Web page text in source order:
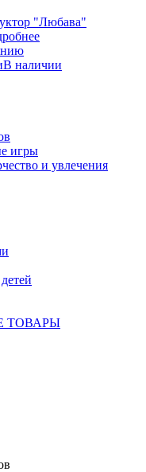
"Любава"
В наличии
игры
и увлечения
ТОВАРЫ